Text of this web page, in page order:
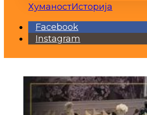
ХуманостИсторија
Facebook
Instagram